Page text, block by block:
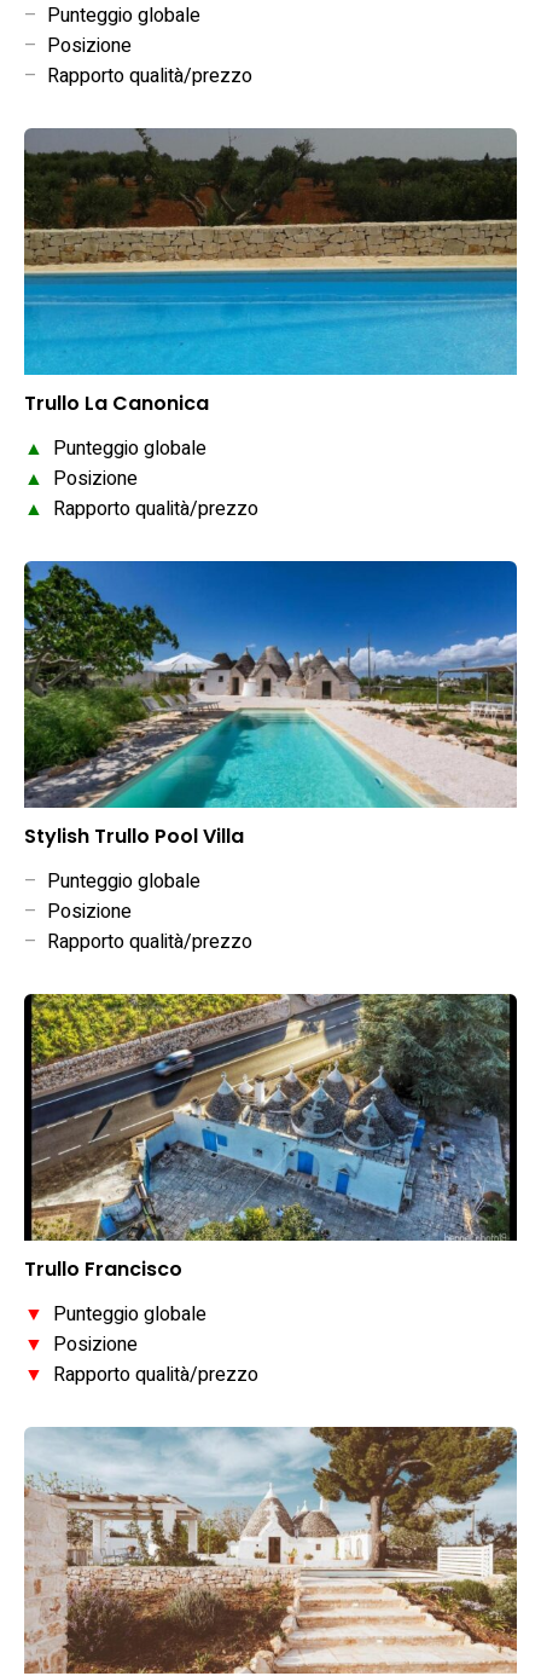
– Punteggio globale
– Posizione
– Rapporto qualità/prezzo
Trullo La Canonica
▲ Punteggio globale
▲ Posizione
▲ Rapporto qualità/prezzo
Stylish Trullo Pool Villa
– Punteggio globale
– Posizione
– Rapporto qualità/prezzo
Trullo Francisco
▼ Punteggio globale
▼ Posizione
▼ Rapporto qualità/prezzo